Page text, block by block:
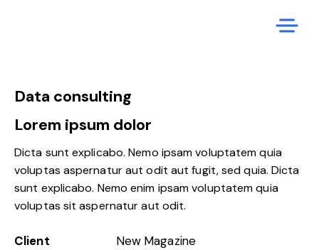
Data consulting
Lorem ipsum dolor
Dicta sunt explicabo. Nemo ipsam voluptatem quia
voluptas aspernatur aut odit aut fugit, sed quia. Dicta
sunt explicabo. Nemo enim ipsam voluptatem quia
voluptas sit aspernatur aut odit.
Client
New Magazine